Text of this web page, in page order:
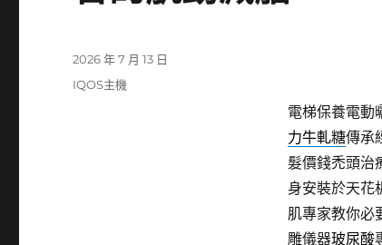
電梯保養電動
力牛軋糖傳承
髮價錢禿頭治
身安裝於天花
肌專家教你必
雕儀器玻尿酸
發
2026 年 7 月 13 日
分
IQOS主機